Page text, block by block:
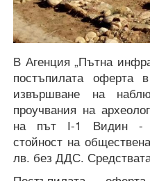
В Агенция „Пътна
постъпилата оферта
извършване на
проучвания на
на път І-1 Видин -
стойност на
лв. без ДДС.